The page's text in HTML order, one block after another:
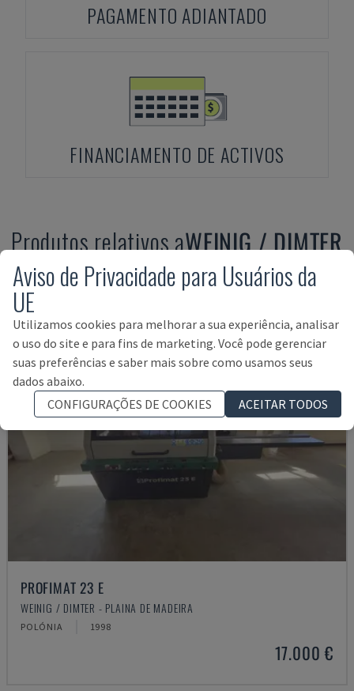
PAGAMENTO ADIANTADO
FINANCIAMENTO DE ACTIVOS
Produtos relativos aWEINIG / DIMTER
PROFIMAT 23 E
PROFIMAT 23 E
WEINIG / DIMTER - PLAINA DE MADEIRA
POLÓNIA 1998
17.000 €
Aviso de Privacidade para Usuários da
UE
Utilizamos cookies para melhorar a sua experiência, analisar
o uso do site e para fins de marketing. Você pode gerenciar
suas preferências e saber mais sobre como usamos seus
dados abaixo.
CONFIGURAÇÕES DE COOKIES
ACEITAR TODOS